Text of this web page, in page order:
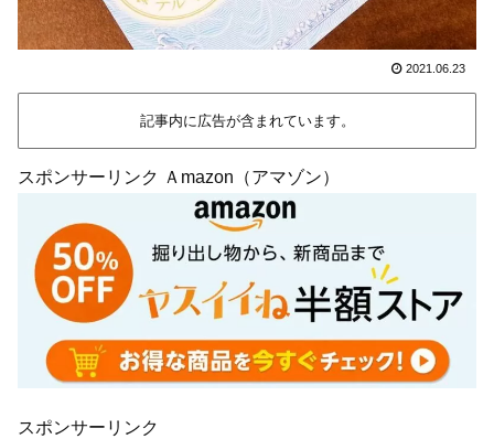
2021.06.23
記事内に広告が含まれています。
スポンサーリンク Ａmazon（アマゾン）
スポンサーリンク